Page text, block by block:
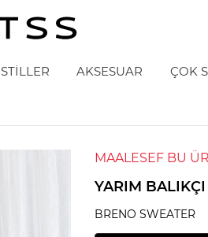
STİLLER AKSESUAR ÇOK
MAALESEF BU
YARIM
BRENO SWEATER